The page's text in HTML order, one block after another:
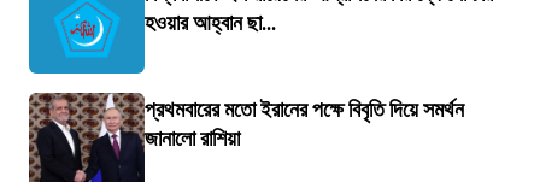
হওয়ার আহ্বান ছা...
প্রথমবারের মতো ইরানের পক্ষে বিবৃতি দিয়ে সমর্থন
জানালো রাশিয়া